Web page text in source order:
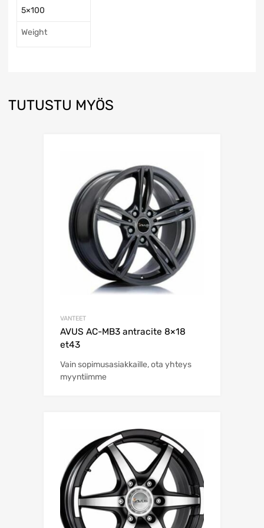
5×100
Weight
TUTUSTU MYÖS
VANTEET
AVUS AC-MB3 antracite 8×18
et43
Vain sopimusasiakkaille, ota yhteys
myyntiimme